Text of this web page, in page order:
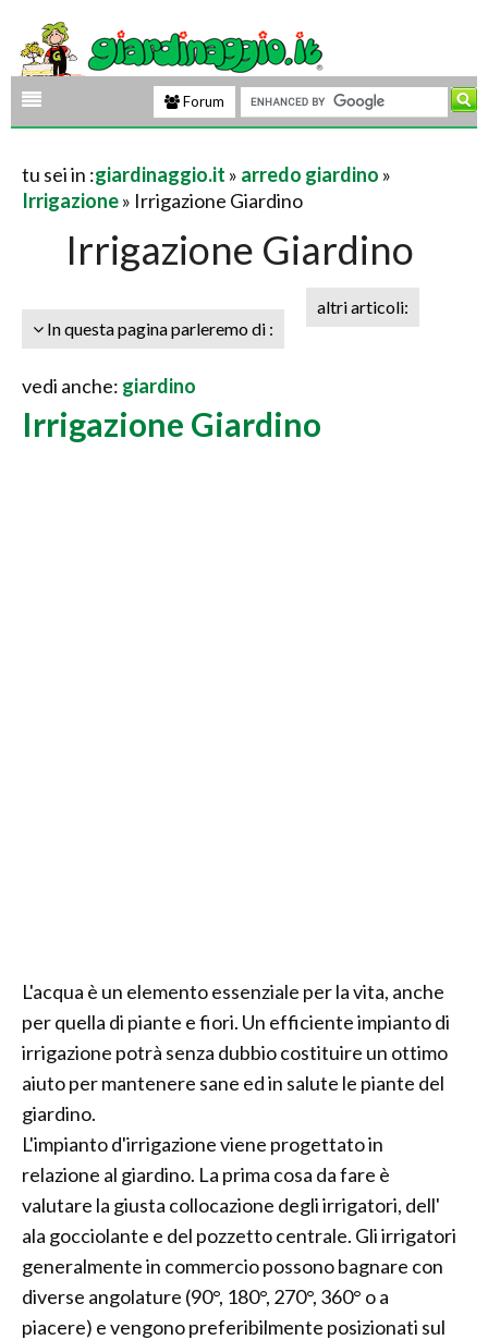
Forum
tu sei in :giardinaggio.it » arredo giardino »
Irrigazione» Irrigazione Giardino
Irrigazione Giardino
In questa pagina parleremo di :
altri articoli:
vedi anche: giardino
Irrigazione Giardino
L'acqua è un elemento essenziale per la vita, anche
per quella di piante e fiori. Un efficiente impianto di
irrigazione potrà senza dubbio costituire un ottimo
aiuto per mantenere sane ed in salute le piante del
giardino.
L'impianto d'irrigazione viene progettato in
relazione al giardino. La prima cosa da fare è
valutare la giusta collocazione degli irrigatori, dell'
ala gocciolante e del pozzetto centrale. Gli irrigatori
generalmente in commercio possono bagnare con
diverse angolature (90°, 180°, 270°, 360° o a
piacere) e vengono preferibilmente posizionati sul